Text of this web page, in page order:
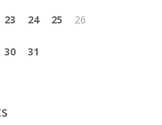
23 24 25 26
30
31